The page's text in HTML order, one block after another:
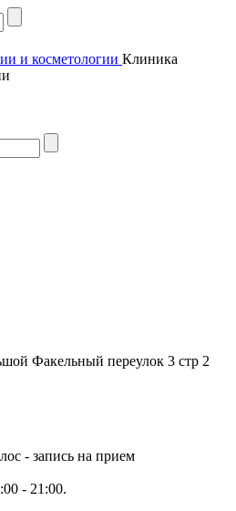
Клиника
Факельный переулок 3 стр 2
- 21:00.